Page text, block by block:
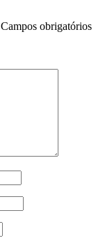
Campos obrigatórios